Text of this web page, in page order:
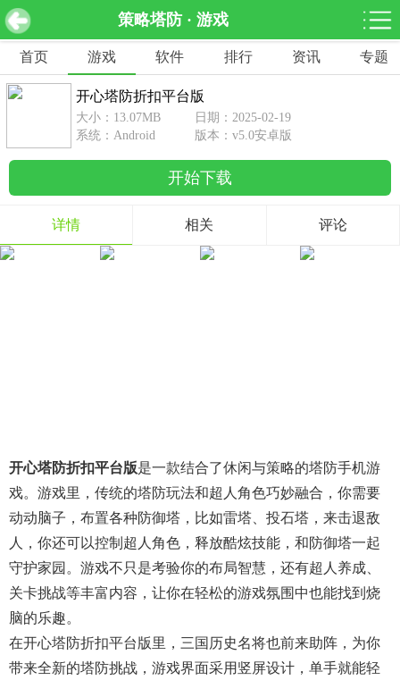
策略塔防 · 游戏
网游分类 软件分类
休闲益智
462款游戏
赛车竞速
122款游戏
1642款游戏
动作射击
351款游戏
69款游戏
经营养成
策略塔防
冒险解谜
首页 游戏 软件 排行 资讯 专题
开心塔防折扣平台版 v5.0安卓版 下载
开心塔防折扣平台版
大小：13.07MB
日期：2025-02-19
系统：Android
版本：v5.0安卓版
开始下载
详情 相关 评论
开心塔防折扣平台版是一款结合了休闲与策略的塔防手机游
戏。游戏里，传统的塔防玩法和超人角色巧妙融合，你需要
动动脑子，布置各种防御塔，比如雷塔、投石塔，来击退敌
人，你还可以控制超人角色，释放酷炫技能，和防御塔一起
守护家园。游戏不只是考验你的布局智慧，还有超人养成、
关卡挑战等丰富内容，让你在轻松的游戏氛围中也能找到烧
脑的乐趣。
在开心塔防折扣平台版里，三国历史名将也前来助阵，为你
带来全新的塔防挑战，游戏界面采用竖屏设计，单手就能轻